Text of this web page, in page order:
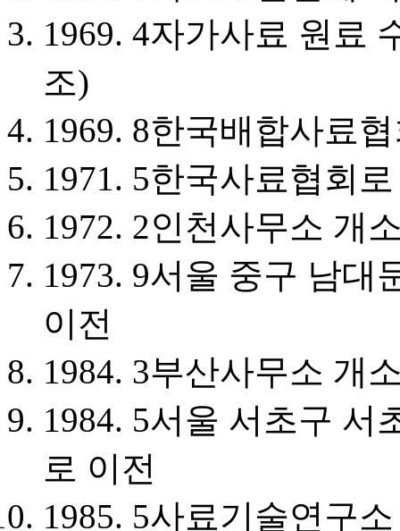
1969. 4자가사료 원료
조)
1969. 8한국배합사료
1971. 5한국사료협회
1972. 2인천사무소 개
1973. 9서울 중구 남대
이전
1984. 3부산사무소 개
1984. 5서울 서초구 서
로 이전
1985. 5사료기술연구